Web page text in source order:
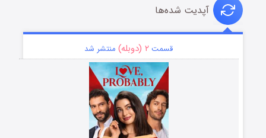
آپدیت شده‌ها
قسمت ۲ (دوبله) منتشر شد